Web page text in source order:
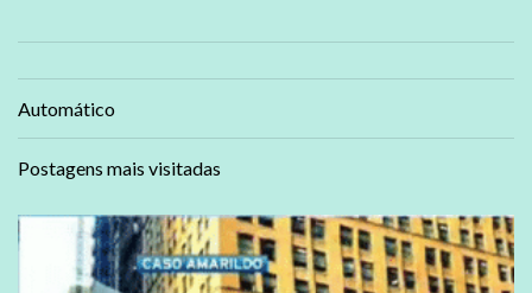
Automático
Postagens mais visitadas